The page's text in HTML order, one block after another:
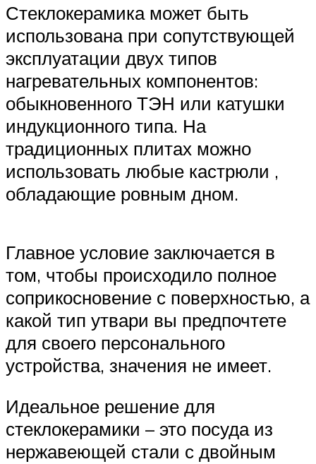
Стеклокерамика может быть
использована при сопутствующей
эксплуатации двух типов
нагревательных компонентов:
обыкновенного ТЭН или катушки
индукционного типа. На
традиционных плитах можно
использовать любые кастрюли ,
обладающие ровным дном.
Главное условие заключается в
том, чтобы происходило полное
соприкосновение с поверхностью, а
какой тип утвари вы предпочтете
для своего персонального
устройства, значения не имеет.
Идеальное решение для
стеклокерамики – это посуда из
нержавеющей стали с двойным